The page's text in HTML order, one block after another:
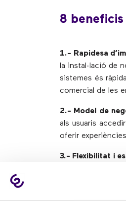
8
1.- Rapidesa
la instal·lació de
sistemes és
comercial de les
2.- Model de
als usuaris
oferir
3.- Flexibilitat i
4.- Atenció al